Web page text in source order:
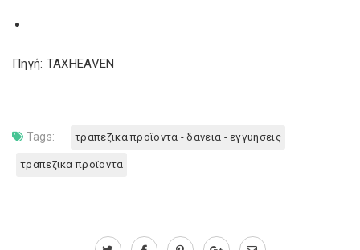
Πηγή: TAXHEAVEN
Tags: τραπεζικα προϊοντα - δανεια - εγγυησεις
τραπεζικα προϊοντα